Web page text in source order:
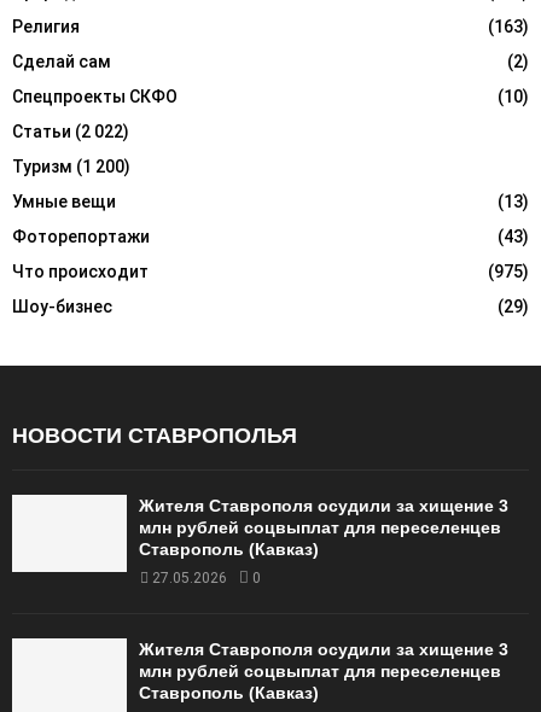
Религия
(163)
Сделай сам
(2)
Спецпроекты СКФО
(10)
Статьи (2 022)
Туризм (1 200)
Умные вещи
(13)
Фоторепортажи
(43)
Что происходит
(975)
Шоу-бизнес
(29)
НОВОСТИ СТАВРОПОЛЬЯ
Жителя Ставрополя осудили за хищение 3
млн рублей соцвыплат для переселенцев
Ставрополь (Кавказ)
27.05.2026 0
Жителя Ставрополя осудили за хищение 3
млн рублей соцвыплат для переселенцев
Ставрополь (Кавказ)